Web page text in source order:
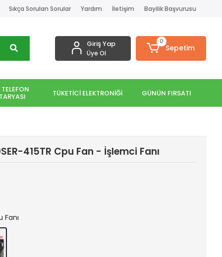
Sıkça Sorulan Sorular Yardım İletişim Bayilik Başvurusu
Giriş Yap
Üye Ol
0
Sepetim
TÜKETİCİ ELEKTRONİĞİ GÜNÜN FIRSATI
415TR Cpu Fan - İşlemci Fanı